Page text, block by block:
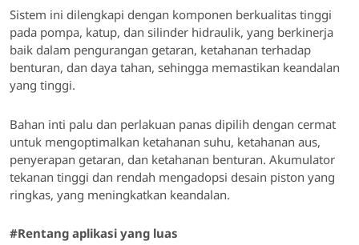
Sistem ini dilengkapi dengan komponen berkualitas tinggi
pada pompa, katup, dan silinder hidraulik, yang berkinerja
baik dalam pengurangan getaran, ketahanan terhadap
benturan, dan daya tahan, sehingga memastikan keandalan
yang tinggi.
Bahan inti palu dan perlakuan panas dipilih dengan cermat
untuk mengoptimalkan ketahanan suhu, ketahanan aus,
penyerapan getaran, dan ketahanan benturan. Akumulator
tekanan tinggi dan rendah mengadopsi desain piston yang
ringkas, yang meningkatkan keandalan.
#Rentang aplikasi yang luas